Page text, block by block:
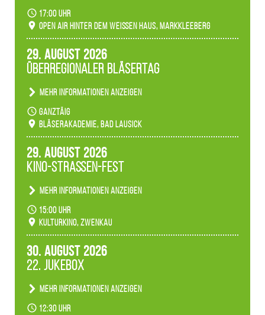
Becherlichter, Fackeln und Lichtinstallationen
verwandeln den agra-Park in einen farbigen
Märchenwald, der bei jedem Rundgang einen
Ambiente gibt es ein leuchtendes Konzert
unserer Fachbereiche.
17:00 Uhr
Open Air hinter dem weißen Haus, Markkleeberg
29. August 2026
Überregionaler Bläsertag
Mehr Informationen anzeigen
Teilnahme der Bläserklassen.
ganztäig
Bläserakademie, Bad Lausick
29. August 2026
Kino-Straßen-Fest
Mehr Informationen anzeigen
Konzert unserer Zwenkauer Schüler und
Schülerinnen zum Fest des Kulturkinos.
15:00 Uhr
Kulturkino, Zwenkau
30. August 2026
22. Jukebox
Mehr Informationen anzeigen
Anlässlicher der 775-Jahrfeier der Stadt Borna
12:30 Uhr